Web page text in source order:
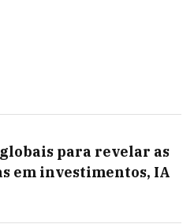
para revelar as
em investimentos, IA